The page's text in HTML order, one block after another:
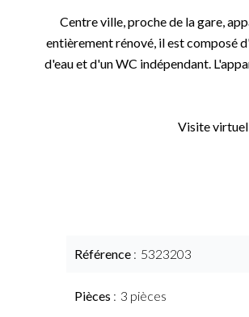
Centre ville, proche de la gare,
entièrement rénové, il est composé
d'eau et d'un WC indépendant.
Visite
Référence 5323203
Pièces 3 pièces